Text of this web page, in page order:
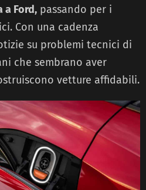
a Ford, passando per i
Con una cadenza
su problemi tecnici di
che sembrano aver
vetture affidabili.